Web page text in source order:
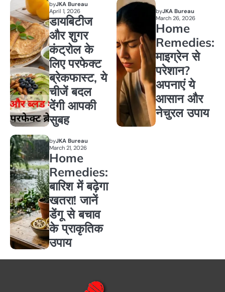
byJKA Bureau
April 1, 2026
डायबिटीज
और शुगर
कंट्रोल के
लिए परफेक्ट
ब्रेकफास्ट, ये
चीजें बदल
देंगी आपकी
सुबह
byJKA Bureau
March 26, 2026
Home
Remedies:
माइग्रेन से
परेशान?
अपनाएं ये
आसान और
नेचुरल उपाय
byJKA Bureau
March 21, 2026
Home
Remedies:
बारिश में बढ़ेगा
खतरा! जानें
डेंगू से बचाव
के प्राकृतिक
उपाय